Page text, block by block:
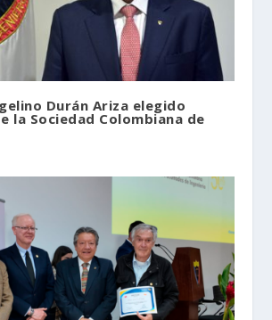
Durán Ariza elegido
la Sociedad Colombiana de